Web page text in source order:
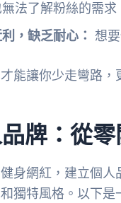
法了解粉絲的需求
，缺乏耐心： 想
能讓你少走彎路，
牌：從
身網紅，建立個
獨特風格。以下是